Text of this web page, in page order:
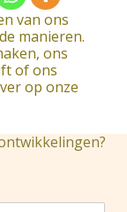
van ons
manieren.
ons
of ons
op onze